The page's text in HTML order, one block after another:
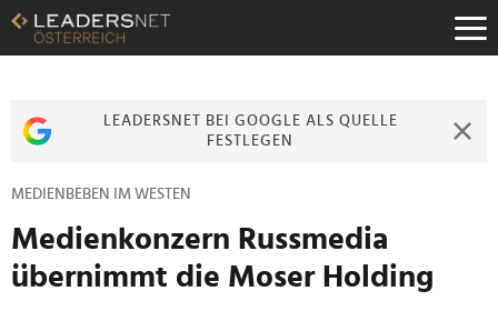
Zum
Inhalt
Zur
Zur
LEADERSNET BEI GOOGLE ALS QUELLE
FESTLEGEN
MEDIENBEBEN IM WESTEN
Medienkonzern Russmedia
übernimmt die Moser Holding